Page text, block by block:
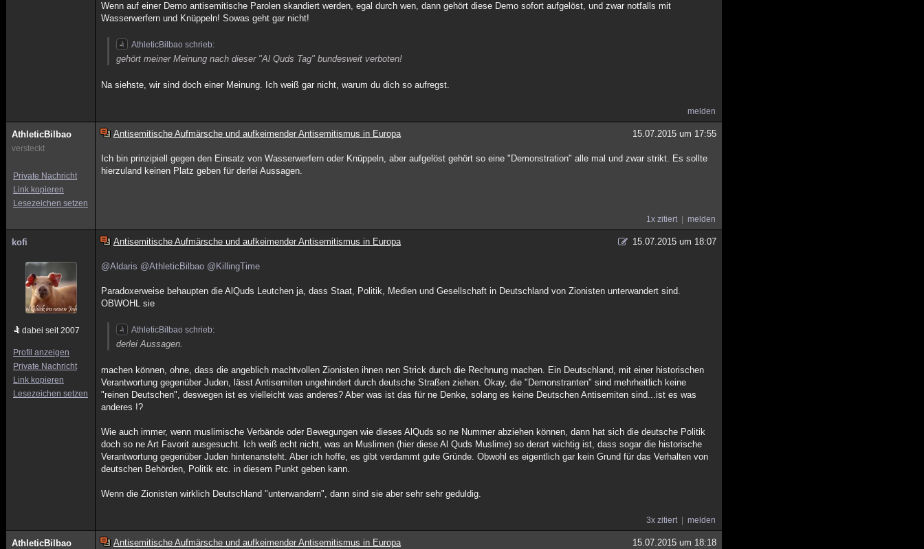
Wenn auf einer Demo antisemitische Parolen skandiert werden, egal durch wen, dann gehört diese Demo sofort aufgelöst, und zwar notfalls mit
Wasserwerfern und Knüppeln! Sowas geht gar nicht!
AthleticBilbao schrieb:
gehört meiner Meinung nach dieser "Al Quds Tag" bundesweit verboten!
Na siehste, wir sind doch einer Meinung. Ich weiß gar nicht, warum du dich so aufregst.
melden
AthleticBilbao
versteckt
Private Nachricht
Link kopieren
Lesezeichen setzen
Antisemitische Aufmärsche und aufkeimender Antisemitismus in Europa 15.07.2015 um 17:55
Ich bin prinzipiell gegen den Einsatz von Wasserwerfern oder Knüppeln, aber aufgelöst gehört so eine "Demonstration" alle mal und zwar strikt. Es sollte
hierzuland keinen Platz geben für derlei Aussagen.
1x zitiert melden
kofi
dabei seit 2007
Profil anzeigen
Private Nachricht
Link kopieren
Lesezeichen setzen
Antisemitische Aufmärsche und aufkeimender Antisemitismus in Europa 15.07.2015 um 18:07
@Aldaris @AthleticBilbao @KillingTime
Paradoxerweise behaupten die AlQuds Leutchen ja, dass Staat, Politik, Medien und Gesellschaft in Deutschland von Zionisten unterwandert sind.
OBWOHL sie
AthleticBilbao schrieb:
derlei Aussagen.
machen können, ohne, dass die angeblich machtvollen Zionisten ihnen nen Strick durch die Rechnung machen. Ein Deutschland, mit einer historischen
Verantwortung gegenüber Juden, lässt Antisemiten ungehindert durch deutsche Straßen ziehen. Okay, die "Demonstranten" sind mehrheitlich keine
"reinen Deutschen", deswegen ist es vielleicht was anderes? Aber was ist das für ne Denke, solang es keine Deutschen Antisemiten sind...ist es was
anderes !?
Wie auch immer, wenn muslimische Verbände oder Bewegungen wie dieses AlQuds so ne Nummer abziehen können, dann hat sich die deutsche Politik
doch so ne Art Favorit ausgesucht. Ich weiß echt nicht, was an Muslimen (hier diese Al Quds Muslime) so derart wichtig ist, dass sogar die historische
Verantwortung gegenüber Juden hintenansteht. Aber ich hoffe, es gibt verdammt gute Gründe. Obwohl es eigentlich gar kein Grund für das Verhalten von
deutschen Behörden, Politik etc. in diesem Punkt geben kann.
Wenn die Zionisten wirklich Deutschland "unterwandern", dann sind sie aber sehr sehr geduldig.
3x zitiert melden
AthleticBilbao Antisemitische Aufmärsche und aufkeimender Antisemitismus in Europa 15.07.2015 um 18:18